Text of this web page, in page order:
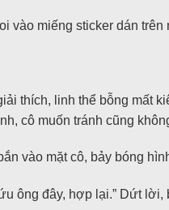
vào miếng sticker dán
thích, linh thể bỗng mất
cô muốn tránh cũng
vào mặt cô, bảy bóng
ông đây, hợp lại.” Dứt